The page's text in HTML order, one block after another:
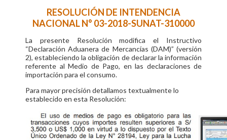
RESOLUCIÓN DE INTENDENCIA
NACIONAL N° 03-2018-SUNAT-310000
La presente Resolución modifica el Instructivo
“Declaración Aduanera de Mercancías (DAM)” (versión
2), estableciendo la obligación de declarar la información
referente al Medio de Pago, en las declaraciones de
importación para el consumo.
Para mayor precisión detallamos textualmente lo
establecido en esta Resolución: